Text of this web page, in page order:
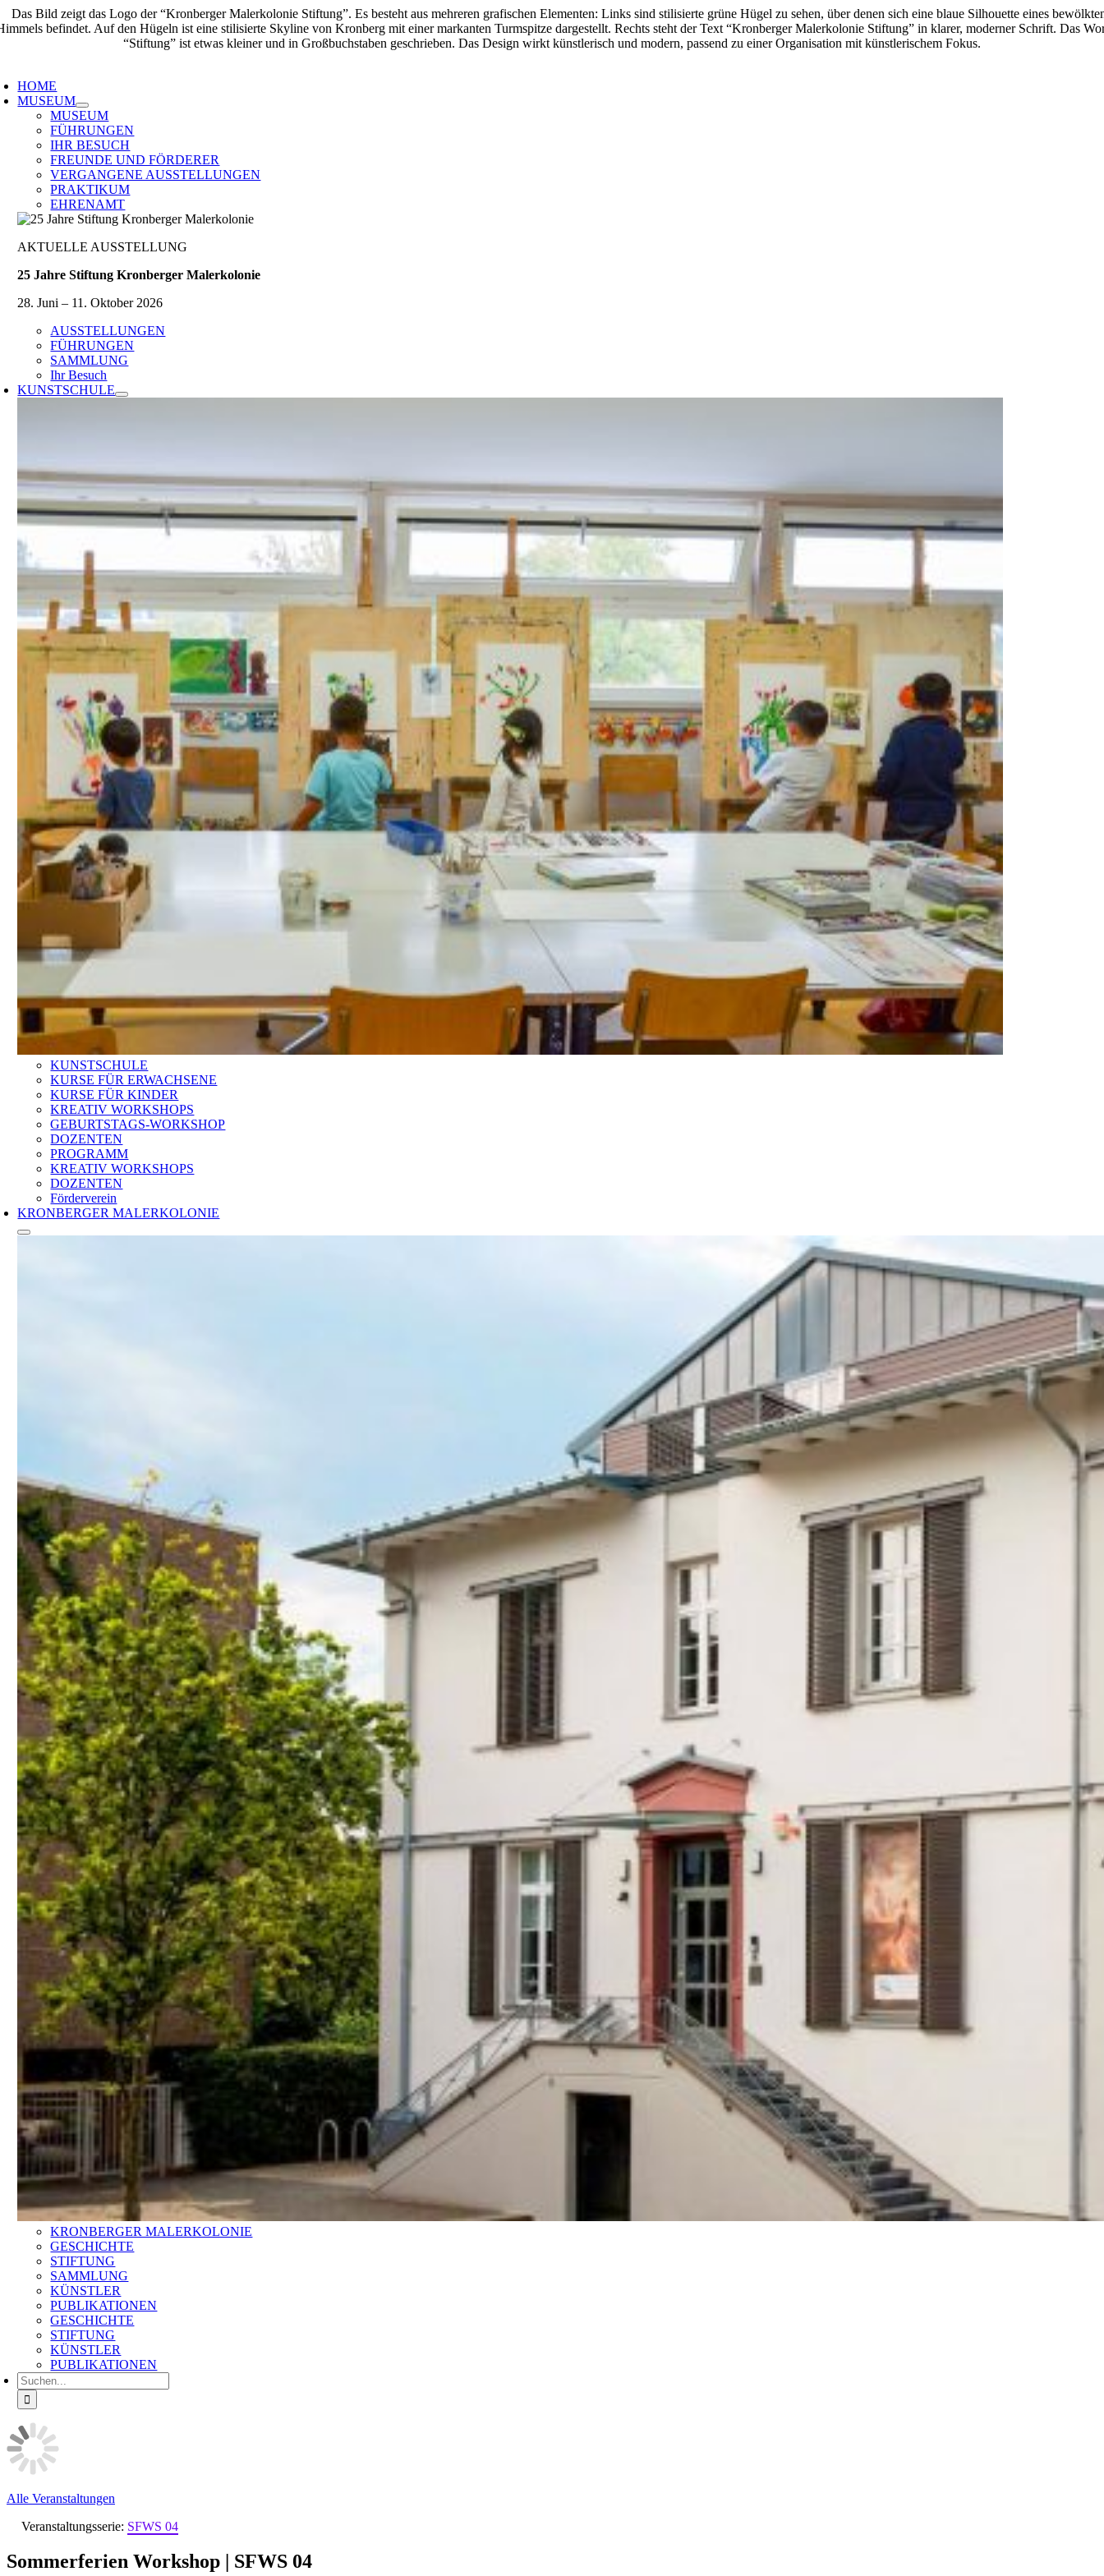
Zum
Inhalt
HOME
MUSEUM
MUSEUM
FÜHRUNGEN
IHR BESUCH
FREUNDE UND FÖRDERER
VERGANGENE AUSSTELLUNGEN
PRAKTIKUM
EHRENAMT
AKTUELLE AUSSTELLUNG
25 Jahre Stiftung Kronberger Malerkolonie
28. Juni – 11. Oktober 2026
AUSSTELLUNGEN
FÜHRUNGEN
SAMMLUNG
Ihr Besuch
KUNSTSCHULE
KUNSTSCHULE
KURSE FÜR ERWACHSENE
KURSE FÜR KINDER
KREATIV WORKSHOPS
GEBURTSTAGS-WORKSHOP
DOZENTEN
PROGRAMM
KREATIV WORKSHOPS
DOZENTEN
Förderverein
KRONBERGER MALERKOLONIE
KRONBERGER MALERKOLONIE
GESCHICHTE
STIFTUNG
SAMMLUNG
KÜNSTLER
PUBLIKATIONEN
GESCHICHTE
STIFTUNG
KÜNSTLER
PUBLIKATIONEN
Suche
nach:
Alle Veranstaltungen
Veranstaltungsserie: SFWS 04
Sommerferien Workshop | SFWS 04